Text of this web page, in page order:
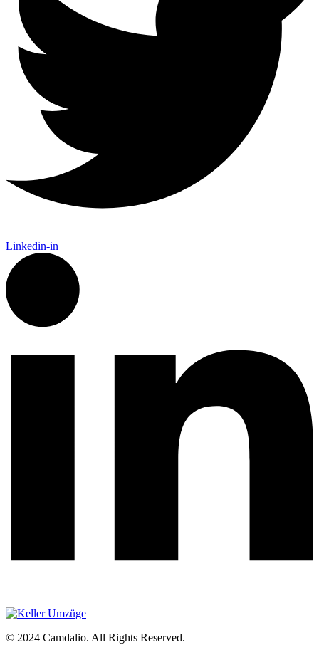
Linkedin-in
© 2024 Camdalio. All Rights Reserved.